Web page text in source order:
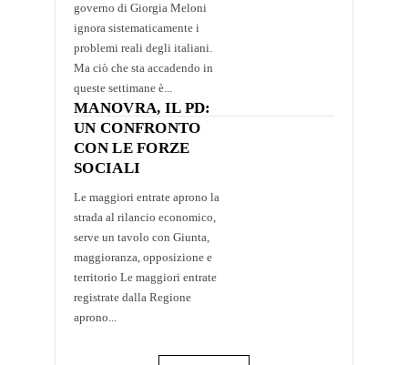
governo di Giorgia Meloni
ignora sistematicamente i
problemi reali degli italiani.
Ma ciò che sta accadendo in
queste settimane è...
MANOVRA, IL PD:
UN CONFRONTO
CON LE FORZE
SOCIALI
Le maggiori entrate aprono la
strada al rilancio economico,
serve un tavolo con Giunta,
maggioranza, opposizione e
territorio Le maggiori entrate
registrate dalla Regione
aprono...